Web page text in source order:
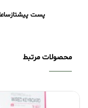
پست پیشتاز
محصولات مرتبط